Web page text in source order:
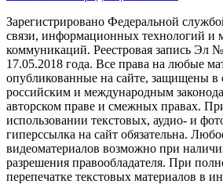
Зарегистрировано Федеральной
связи, информационных технологий и
коммуникаций. Реестровая запись Эл
17.05.2018 года. Все права на любые
опубликованные на сайте, защищены в
российским и международным
авторском праве и смежных правах.
использовании текстовых, аудио- и
гиперссылка на сайт обязательна.
видеоматериалов возможно при
разрешения правообладателя. При
перепечатке текстовых материалов в